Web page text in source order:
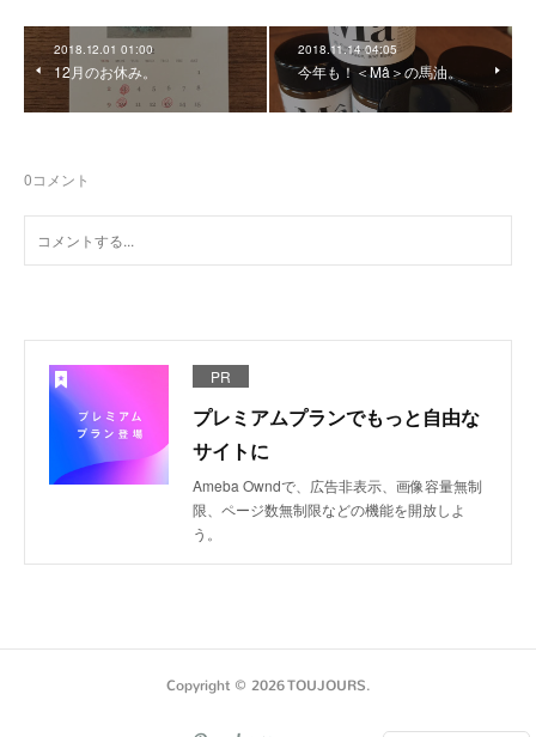
2018.12.01 01:00
12月のお休み。
2018.11.14 04:05
今年も！＜Mâ＞の馬油。
0コメント
PR
プレミアムプランでもっと自由な
サイトに
Ameba Owndで、広告非表示、画像容量無制
限、ページ数無制限などの機能を開放しよ
う。
Copyright © 2026TOUJOURS.